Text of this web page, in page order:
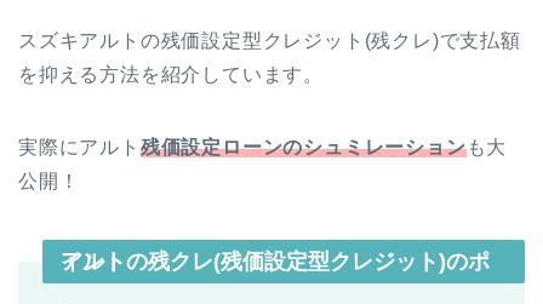
スズキアルトの残価設定型クレジット(残クレ)で支払額
を抑える方法を紹介しています。
実際にアルト 残価設定ローンのシュミレーションも大
公開！
アルトの残クレ(残価設定型クレジット)のポイント